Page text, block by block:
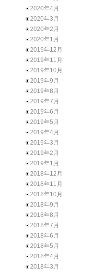
2020年4月
2020年3月
2020年2月
2020年1月
2019年12月
2019年11月
2019年10月
2019年9月
2019年8月
2019年7月
2019年6月
2019年5月
2019年4月
2019年3月
2019年2月
2019年1月
2018年12月
2018年11月
2018年10月
2018年9月
2018年8月
2018年7月
2018年6月
2018年5月
2018年4月
2018年3月